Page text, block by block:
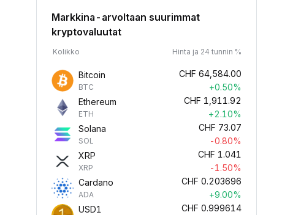
Markkina-arvoltaan suurimmat
kryptovaluutat
Kolikko Hinta ja 24 tunnin %
Bitcoin
BTC
CHF 64,584.00
+0.50%
Ethereum
ETH
CHF 1,911.92
+2.10%
Solana
SOL
CHF 73.07
-0.80%
XRP
XRP
CHF 1.041
-1.50%
Cardano
ADA
CHF 0.203696
+9.00%
USD1
CHF 0.999614